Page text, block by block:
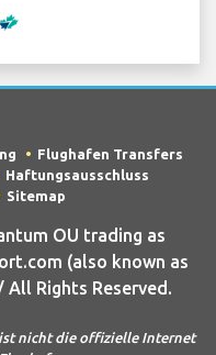
Flughafen Transfers
Haftungsausschluss
Sitemap
OU trading as
(also known as
Rights Reserved.
ist nicht die offizielle Internet